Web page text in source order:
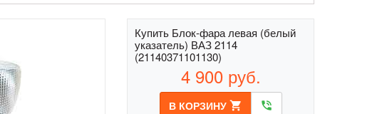
Купить Блок-фара левая (белый
указатель) ВАЗ 2114
(21140371101130)
4 900 руб.
В КОРЗИНУ shopping_cart phone_in_talk